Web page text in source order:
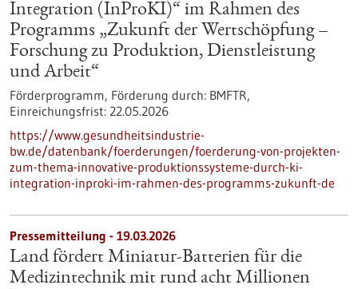
Integration (InProKI)“ im Rahmen des
Programms „Zukunft der Wertschöpfung –
Forschung zu Produktion, Dienstleistung
und Arbeit“
Förderprogramm, Förderung durch: BMFTR,
Einreichungsfrist: 22.05.2026
https://www.gesundheitsindustrie-
bw.de/datenbank/foerderungen/foerderung-von-projekten-
zum-thema-innovative-produktionssysteme-durch-ki-
integration-inproki-im-rahmen-des-programms-zukunft-de
Pressemitteilung - 19.03.2026
Land fördert Miniatur-Batterien für die
Medizintechnik mit rund acht Millionen